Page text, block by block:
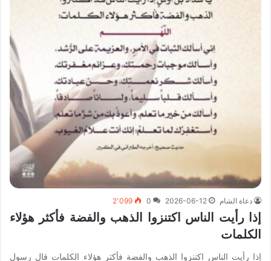
دعاة الشام 2026-06-12
0 2٬099
إذا رأيت الناس اكتنزوا الذهب والفضة فأكثر هؤلاء
الكلمات
إذا رأيت الناس اكتنزوا الذهب والفضة فأكثر هؤلاء الكلمات قال رسول